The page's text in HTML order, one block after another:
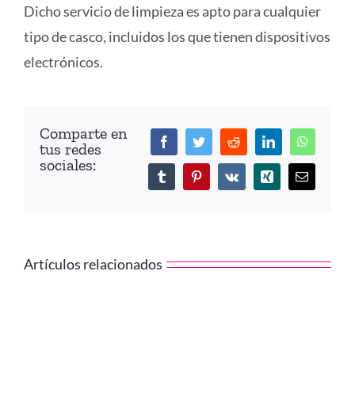
Dicho servicio de limpieza es apto para cualquier
tipo de casco, incluidos los que tienen dispositivos
electrónicos.
Comparte en
tus redes
sociales:
FacebookTwitterRedditLinkedIn
Tumblr PinterestVk Xing
Correo
Artículos relacionados